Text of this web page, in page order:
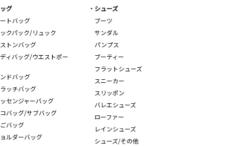
グ
トバッグ
クパック/リュック
トンバッグ
ィバッグ/ウエストポー
ドバッグ
ッチバッグ
センジャーバッグ
バッグ/サブバッグ
バッグ
ルダーバッグ
シューズ
ブーツ
サンダル
パンプス
ブーティー
フラットシューズ
スニーカー
スリッポン
バレエシューズ
ローファー
レインシューズ
シューズ/その他